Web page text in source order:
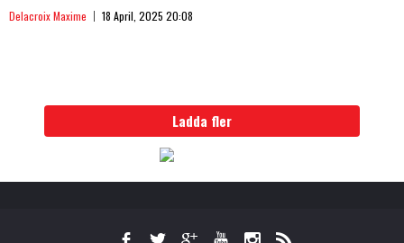
Delacroix Maxime 18 April, 2025 20:08
Ladda fler